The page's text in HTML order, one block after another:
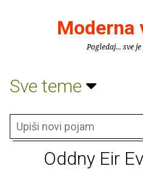
Moderna
Pogledaj... sve
Sve teme
Oddny Eir